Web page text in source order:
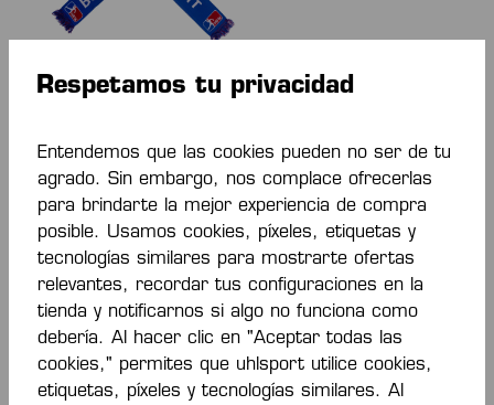
HBW FANSCHAL
EWIGKEIT
15,00 €*
Respetamos tu privacidad
Entendemos que las cookies pueden no ser de tu
agrado. Sin embargo, nos complace ofrecerlas
para brindarte la mejor experiencia de compra
posible. Usamos cookies, píxeles, etiquetas y
tecnologías similares para mostrarte ofertas
relevantes, recordar tus configuraciones en la
tienda y notificarnos si algo no funciona como
debería. Al hacer clic en "Aceptar todas las
cookies," permites que uhlsport utilice cookies,
etiquetas, píxeles y tecnologías similares. Al